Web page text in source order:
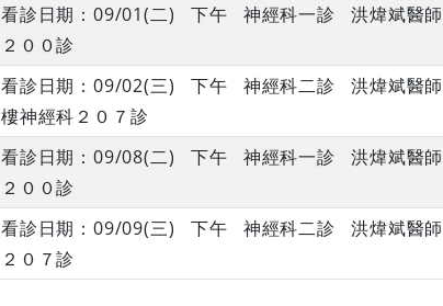
看診日期：09/01(二) 下午 神經科一診 洪煒斌醫
２００診
看診日期：09/02(三) 下午 神經科二診 洪煒斌醫師
樓神經科２０７診
看診日期：09/08(二) 下午 神經科一診 洪煒斌醫
２００診
看診日期：09/09(三) 下午 神經科二診 洪煒斌醫
２０７診